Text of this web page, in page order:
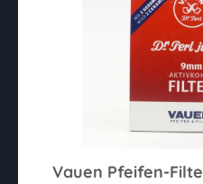
Vauen Pfeifen-